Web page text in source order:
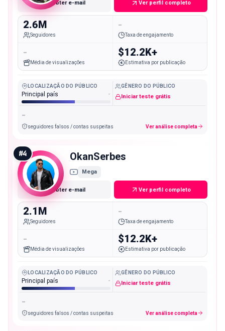
Obter e-mail Ver perfil completo
2.6M
Seguidores
-
Taxa de engajamento
-
Média de visualizações
$12.2K+
Estimativa por publicação
LOCALIZAÇÃO DO PÚBLICO
Principal país -
GÊNERO DO PÚBLICO
Iniciar teste grátis
-
seguidores falsos / contas suspeitas Ver análise completa
#4 OkanSerbes
Mega
Obter e-mail Ver perfil completo
2.1M
Seguidores
-
Taxa de engajamento
-
Média de visualizações
$12.2K+
Estimativa por publicação
LOCALIZAÇÃO DO PÚBLICO
Principal país -
GÊNERO DO PÚBLICO
Iniciar teste grátis
-
seguidores falsos / contas suspeitas Ver análise completa